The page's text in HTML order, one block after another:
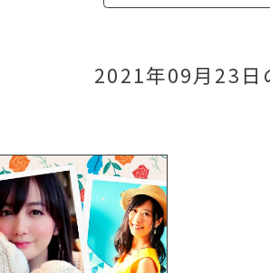
2021年09月23日